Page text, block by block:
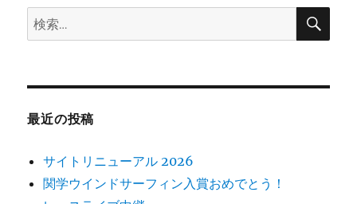
ン
検
索:
検
最近の投稿
サイトリニューアル 2026
関学ウインドサーフィン入賞おめでとう！